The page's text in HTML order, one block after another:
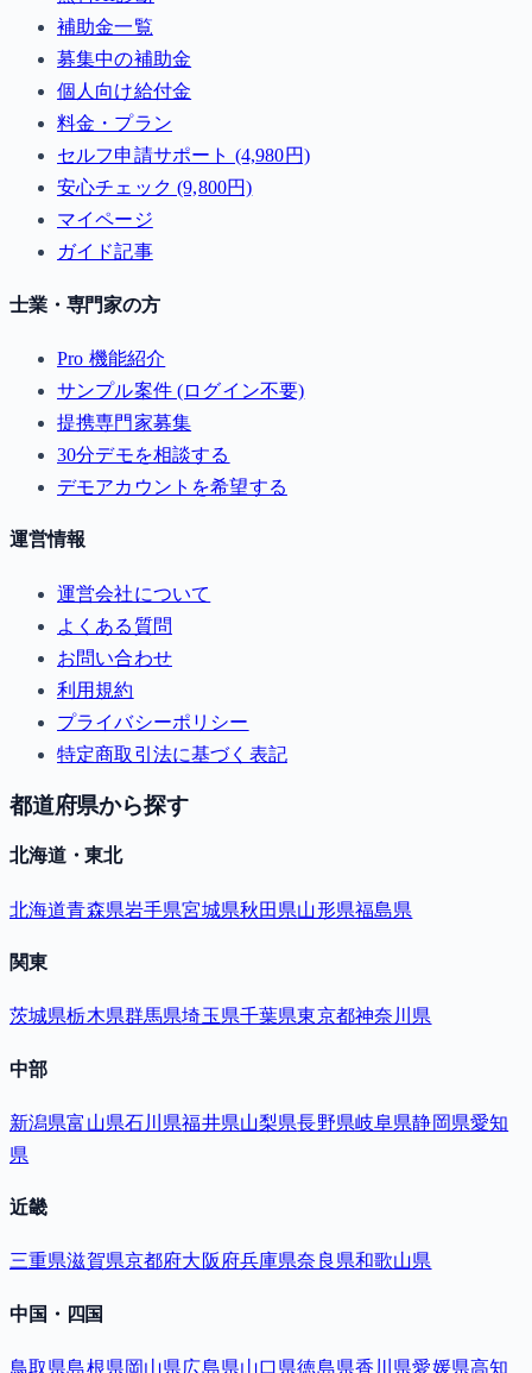
補助金一覧
募集中の補助金
個人向け給付金
料金・プラン
セルフ申請サポート (4,980円)
安心チェック (9,800円)
マイページ
ガイド記事
士業・専門家の方
Pro 機能紹介
サンプル案件 (ログイン不要)
提携専門家募集
30分デモを相談する
デモアカウントを希望する
運営情報
運営会社について
よくある質問
お問い合わせ
利用規約
プライバシーポリシー
特定商取引法に基づく表記
都道府県から探す
北海道・東北
北海道青森県岩手県宮城県秋田県山形県福島県
関東
茨城県栃木県群馬県埼玉県千葉県東京都神奈川県
中部
新潟県富山県石川県福井県山梨県長野県岐阜県静岡県愛知
県
近畿
三重県滋賀県京都府大阪府兵庫県奈良県和歌山県
中国・四国
鳥取県島根県岡山県広島県山口県徳島県香川県愛媛県高知